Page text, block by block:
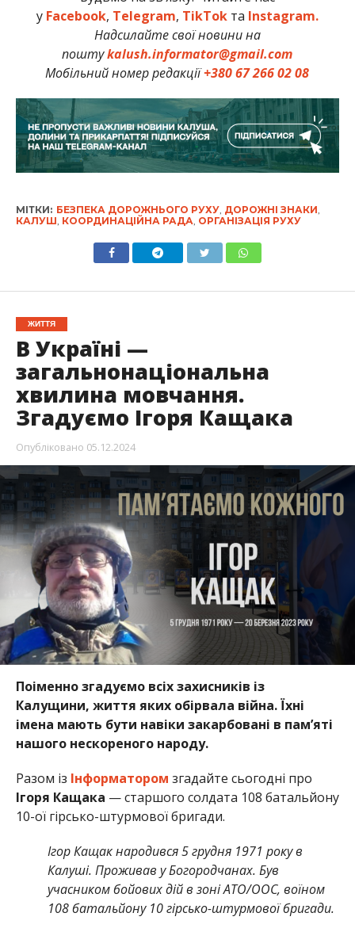
у Facebook, Telegram, TikTokта Instagram.
Надсилайте свої новини на
поштуkalush.informator@gmail.com
Мобільний номер редакції+380 67 266 02 08
МІТКИ: БЕЗПЕКА ДОРОЖНЬОГО РУХУ, ДОРОЖНІ ЗНАКИ
КАЛУШ КООРДИНАЦІЙНА РАДА ОРГАНІЗАЦІЯ РУХУ
ЖИТТЯ
В Україні —
загальнонаціональна
хвилина мовчання.
Згадуємо Ігоря Кащака
Опубліковано 05.12.2024
Поіменно згадуємо всіх захисників із
Калущини, життя яких обірвала війна. Їхні
імена мають бути навіки закарбовані в пам’яті
нашого нескореного народу.
Разом із Інформатором згадайте сьогодні про
Ігоря Кащака — старшого солдата 108 батальйону
10-ої гірсько-штурмової бригади.
Ігор Кащак народився 5 грудня 1971 року в
Калуші. Проживав у Богородчанах. Був
учасником бойових дій в зоні АТО/ООС, воїном
108 батальйону 10 гірсько-штурмової бригади.